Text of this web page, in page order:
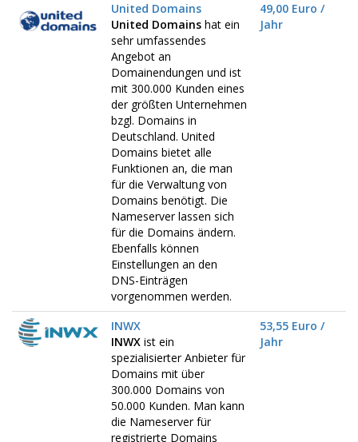
United Domains
United Domains hat ein
sehr umfassendes
Angebot an
Domainendungen und ist
mit 300.000 Kunden eines
der größten Unternehmen
bzgl. Domains in
Deutschland. United
Domains bietet alle
Funktionen an, die man
für die Verwaltung von
Domains benötigt. Die
Nameserver lassen sich
für die Domains ändern.
Ebenfalls können
Einstellungen an den
DNS-Einträgen
vorgenommen werden.
49,00 Euro /
Jahr
INWX
INWX ist ein
spezialisierter Anbieter für
Domains mit über
300.000 Domains von
50.000 Kunden. Man kann
die Nameserver für
registrierte Domains
53,55 Euro /
Jahr